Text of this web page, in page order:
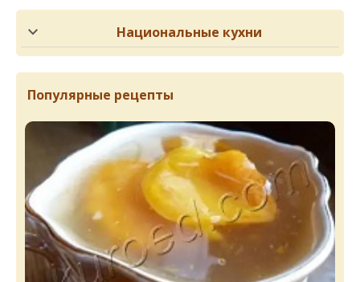
Национальные кухни
Популярные рецепты